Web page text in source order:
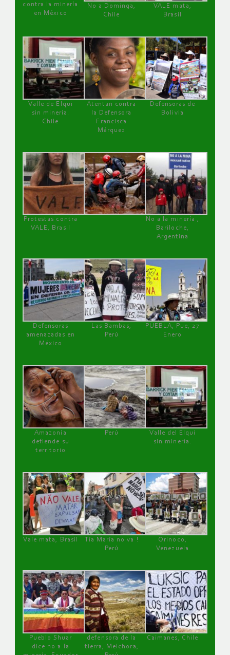
contra la minería
en México
No a Dominga,
Chile
VALE mata,
Brasil
Valle de Elqui
sin minería.
Chile
Atentan contra
la Defensora
Francisca
Márquez
Defensoras de
Bolivia
Protestas contra
VALE, Brasil
No a la minería ,
Bariloche,
Argentina
Defensoras
amenazadas en
México
Las Bambas,
Perú
PUEBLA, Pue, 27
Enero
Amazonía
defiende su
territorio
Perú
Valle del Elqui
sin minería.
Vale mata, Brasil
Tía María no va !
Perú
Orinoco,
Venezuela
Pueblo Shuar
dice no a la
defensora de la
tierra, Melchora,
Caimanes, Chile